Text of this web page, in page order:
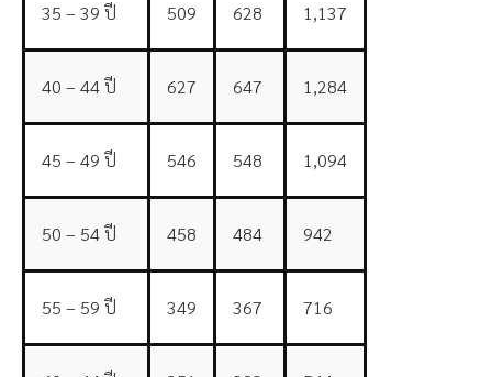
35 – 39 ปี 509 628 1,137
40 – 44 ปี 627 647 1,284
45 – 49 ปี 546 548 1,094
50 – 54 ปี 458 484 942
55 – 59 ปี 349 367 716